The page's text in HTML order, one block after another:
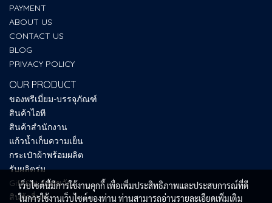
PAYMENT
ABOUT US
CONTACT US
BLOG
PRIVACY POLICY
OUR PRODUCT
ของพรีเมี่ยม-บรรจุภัณฑ์
สินค้าไอที
สินค้าสำนักงาน
แก้วน้ำเก็บความเย็น
กระเป๋าผ้าพร้อมผลิต
รับผลิตร่ม
Gift Set ของขวัญ
สินค้าอื่นๆ
เว็บไซต์นี้มีการใช้งานคุกกี้ เพื่อเพิ่มประสิทธิภาพและประสบการณ์ที่ดี
ในการใช้งานเว็บไซต์ของท่าน ท่านสามารถอ่านรายละเอียดเพิ่มเติม